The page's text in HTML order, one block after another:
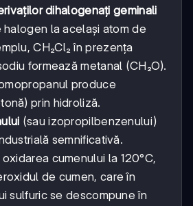
dihalogenați geminali
halogen la același atom de
CH₂Cl₂ în prezența
formează metanal (CH₂O).
produce
prin hidroliză.
(sau izopropilbenzenului)
semnificativă.
cumenului la 120°C,
de cumen, care în
sulfuric se descompune în